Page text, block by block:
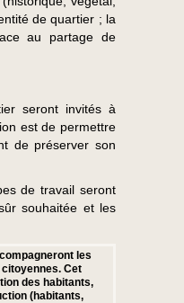
de quartier ; la
au partage de
seront invités à
est de permettre
de préserver son
de travail seront
souhaitée et les
les
Cet
des habitants,
(habitants,